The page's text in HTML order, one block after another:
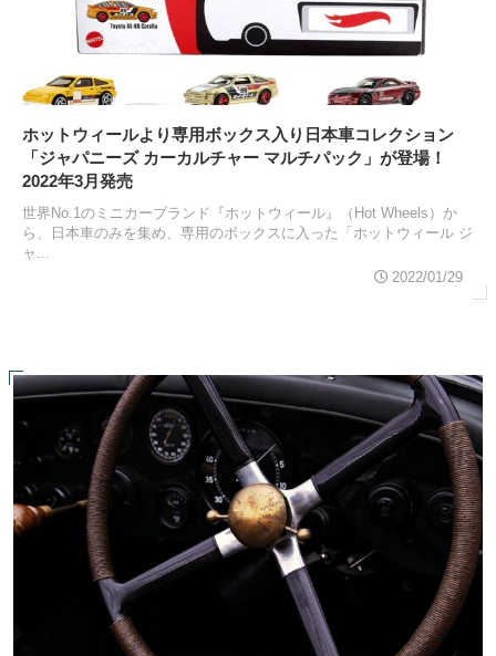
ホットウィールより専用ボックス入り日本車コレクション
「ジャパニーズ カーカルチャー マルチパック」が登場！
2022年3月発売
世界No.1のミニカーブランド『ホットウィール』（Hot Wheels）か
ら、日本車のみを集め、専用のボックスに入った「ホットウィール ジ
ャ...
2022/01/29